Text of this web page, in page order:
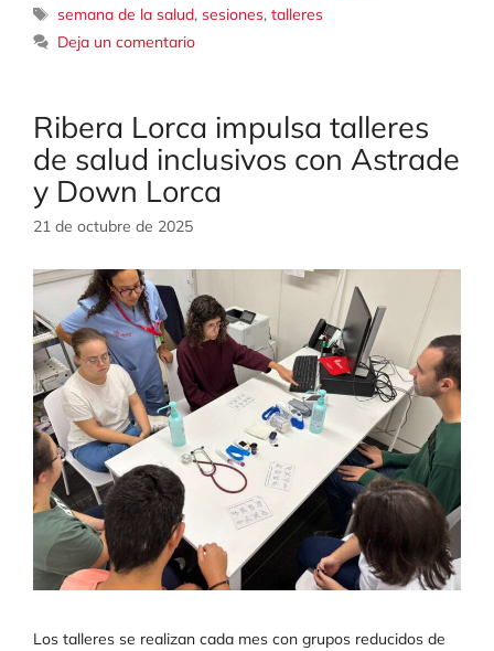
Etiquetas
semana de la salud, sesiones,talleres
Deja un comentario
Ribera Lorca impulsa talleres
de salud inclusivos con Astrade
y Down Lorca
21 de octubre de 2025
Los talleres se realizan cada mes con grupos reducidos de